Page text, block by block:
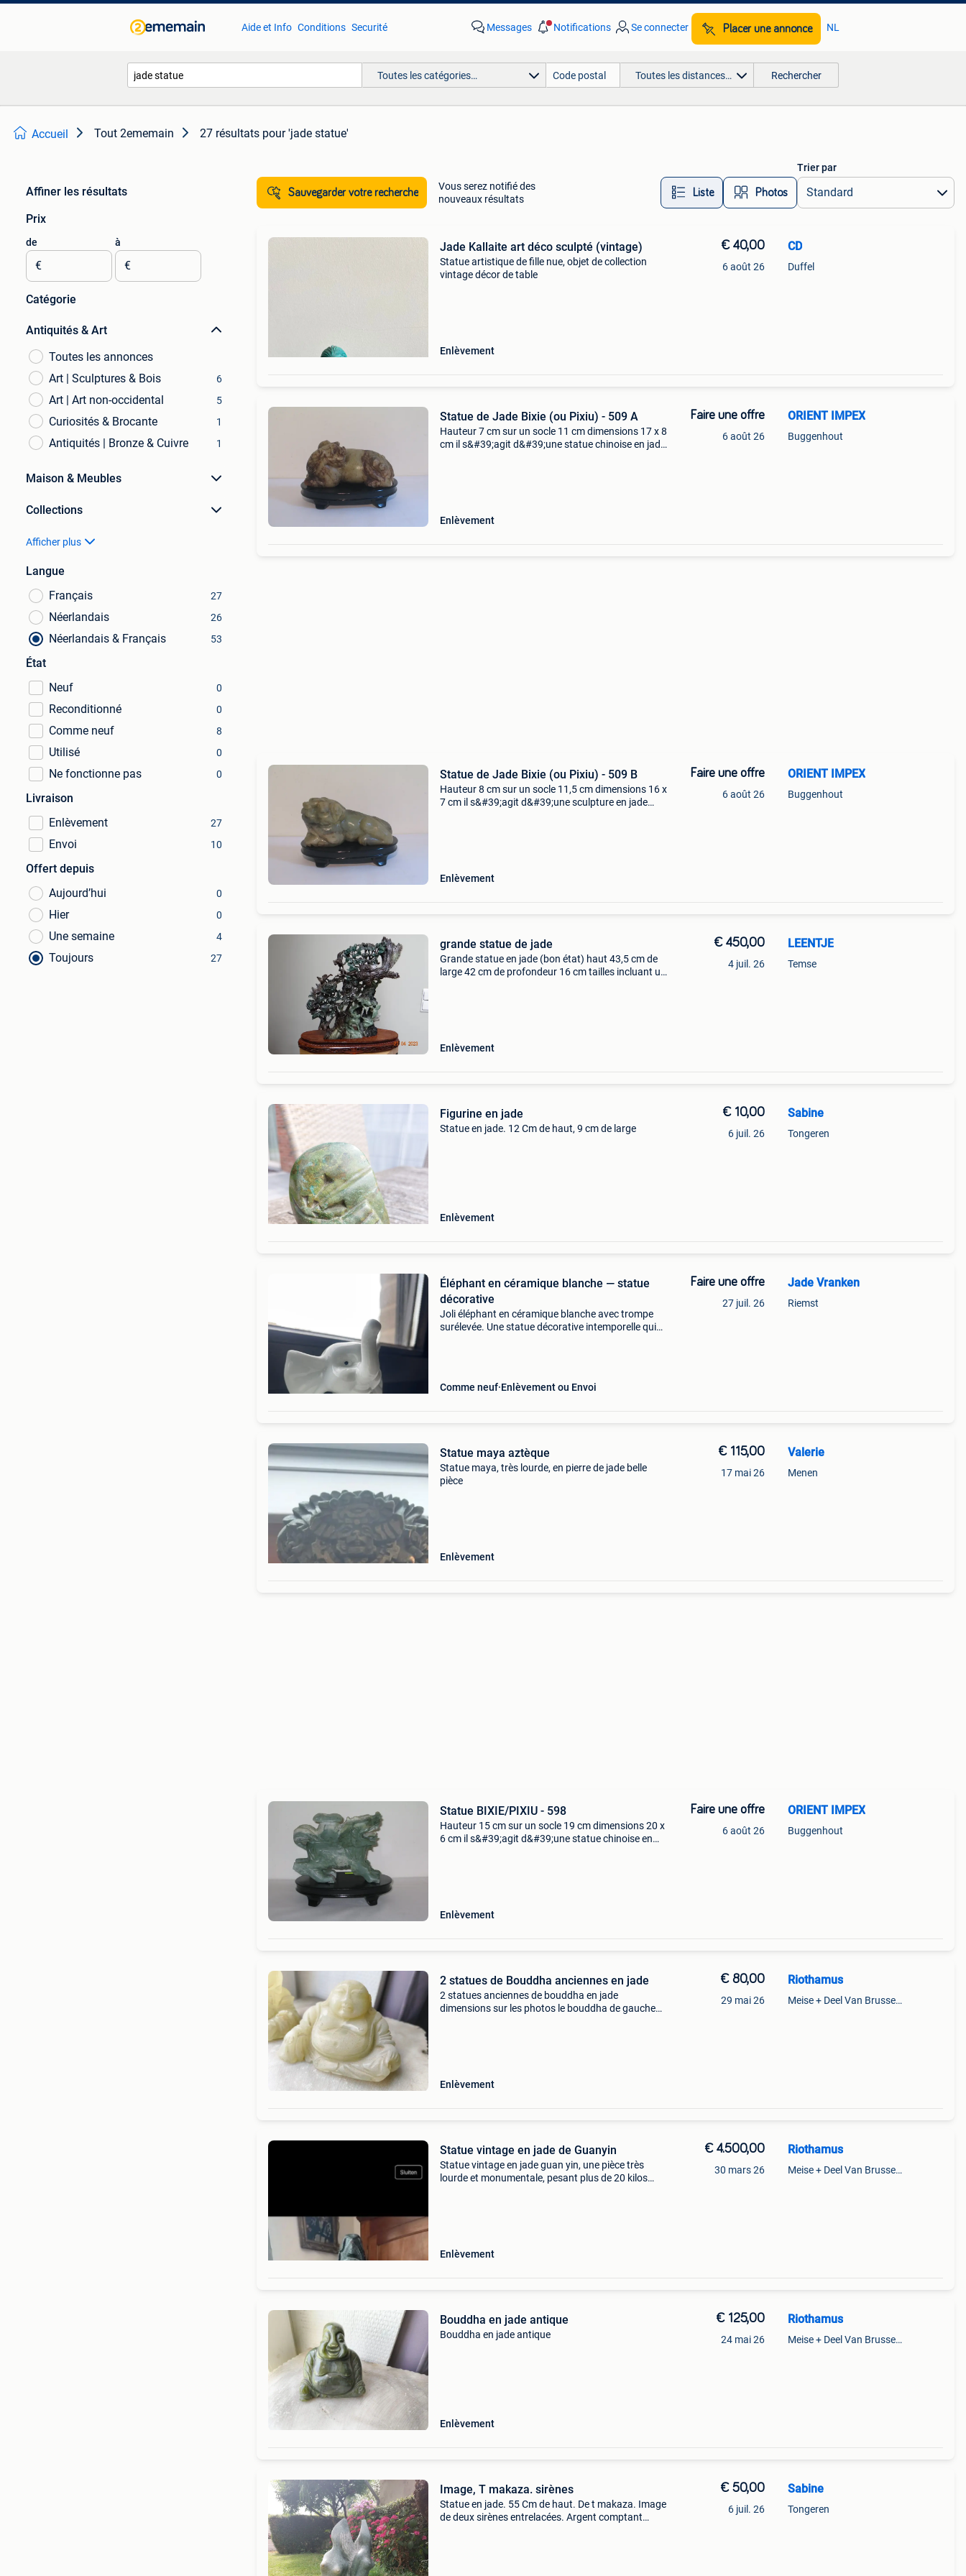
Aide et Info Conditions Securité Messages Notifications Se connecter Placer une annonce NL
Toutes les catégories… Toutes les distances… Rechercher
Accueil Tout 2ememain 27 résultats pour 'jade statue'
Affiner les résultats
Prix
de
€
à
€
Catégorie
Antiquités & Art
Toutes les annonces
Art | Sculptures & Bois
6
Art | Art non-occidental 5
Curiosités & Brocante 1
Antiquités | Bronze & Cuivre 1
Maison & Meubles
Collections
Afficher plus
Langue
Français
27
Néerlandais 26
Néerlandais & Français 53
État
Neuf
0
Reconditionné 0
Comme neuf 8
Utilisé 0
Ne fonctionne pas 0
Livraison
Enlèvement
27
Envoi 10
Offert depuis
Aujourd’hui
0
Hier 0
Une semaine 4
Toujours 27
Sauvegarder votre recherche
Vous serez notifié des
nouveaux résultats
Liste Photos
Trier par
Jade Kallaite art déco sculpté (vintage)
Statue artistique de fille nue, objet de collection
vintage décor de table
Enlèvement
€ 40,00
6 août 26
CD
Duffel
Statue de Jade Bixie (ou Pixiu) - 509 A
Hauteur 7 cm sur un socle 11 cm dimensions 17 x 8
cm il s&#39;agit d&#39;une statue chinoise en jade
Enlèvement
Faire une offre
6 août 26
ORIENT IMPEX
Buggenhout
Statue de Jade Bixie (ou Pixiu) - 509 B
Hauteur 8 cm sur un socle 11,5 cm dimensions 16 x
7 cm il s&#39;agit d&#39;une sculpture en jade
Enlèvement
Faire une offre
6 août 26
ORIENT IMPEX
Buggenhout
grande statue de jade
Grande statue en jade (bon état) haut 43,5 cm de
large 42 cm de profondeur 16 cm tailles incluant un
Enlèvement
€ 450,00
4 juil. 26
LEENTJE
Temse
Figurine en jade
Statue en jade. 12 Cm de haut, 9 cm de large
Enlèvement
€ 10,00
6 juil. 26
Sabine
Tongeren
Éléphant en céramique blanche — statue
décorative
Joli éléphant en céramique blanche avec trompe
surélevée. Une statue décorative intemporelle qui
Comme neuf Enlèvement ou Envoi
Faire une offre
27 juil. 26
Jade Vranken
Riemst
Statue maya aztèque
Statue maya, très lourde, en pierre de jade belle
pièce
Enlèvement
€ 115,00
17 mai 26
Valerie
Menen
Statue BIXIE/PIXIU - 598
Hauteur 15 cm sur un socle 19 cm dimensions 20 x
6 cm il s&#39;agit d&#39;une statue chinoise en
Enlèvement
Faire une offre
6 août 26
ORIENT IMPEX
Buggenhout
2 statues de Bouddha anciennes en jade
2 statues anciennes de bouddha en jade
dimensions sur les photos le bouddha de gauche
Enlèvement
€ 80,00
29 mai 26
Riothamus
Meise + Deel Van Brussegem
Statue vintage en jade de Guanyin
Statue vintage en jade guan yin, une pièce très
lourde et monumentale, pesant plus de 20 kilos
Enlèvement
€ 4.500,00
30 mars 26
Riothamus
Meise + Deel Van Brussegem
Bouddha en jade antique
Bouddha en jade antique
Enlèvement
€ 125,00
24 mai 26
Riothamus
Meise + Deel Van Brussegem
Image, T makaza. sirènes
Statue en jade. 55 Cm de haut. De t makaza. Image
de deux sirènes entrelacées. Argent comptant
€ 50,00
6 juil. 26
Sabine
Tongeren